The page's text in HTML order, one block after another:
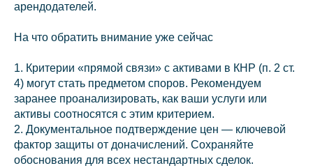
арендодателей.
На что обратить внимание уже сейчас
1. Критерии «прямой связи» с активами в КНР (п. 2 ст.
4) могут стать предметом споров. Рекомендуем
заранее проанализировать, как ваши услуги или
активы соотносятся с этим критерием.
2. Документальное подтверждение цен — ключевой
фактор защиты от доначислений. Сохраняйте
обоснования для всех нестандартных сделок.